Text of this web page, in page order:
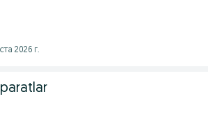
2026 г.